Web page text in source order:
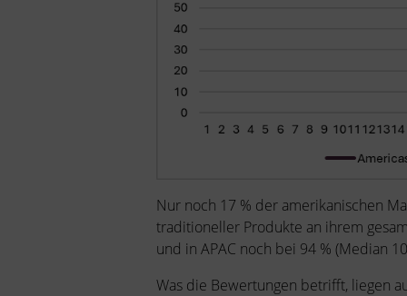
Nur noch 17 % der amerikanischen
traditioneller Produkte an ihrem
und in APAC noch bei 94 % (Median
Was die Bewertungen betrifft, liegen